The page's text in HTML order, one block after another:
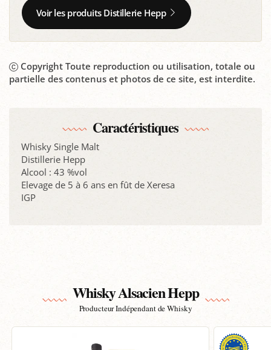
Voir les produits Distillerie Hepp
Copyright Toute reproduction ou utilisation, totale ou
partielle des contenus et photos de ce site, est interdite.
Caractéristiques
Whisky Single Malt
Distillerie Hepp
Alcool : 43 %vol
Elevage de 5 à 6 ans en fût de Xeresa
IGP
Whisky Alsacien Hepp
Producteur Indépendant de Whisky